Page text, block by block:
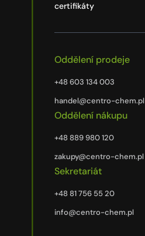
certifikáty
Oddělení prodeje
+48 603 134 003
handel@centro-chem.pl
Oddělení nákupu
+48 889 980 120
zakupy@centro-chem.pl
Sekretariát
+48 81 756 55 20
info@centro-chem.pl